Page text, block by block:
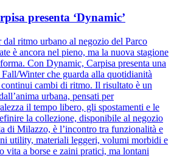
presenta ‘Dynamic’
ritmo urbano al negozio del Parco
è ancora nel pieno, ma la nuova stagione
Con Dynamic, Carpisa presenta una
Winter che guarda alla quotidianità
cambi di ritmo. Il risultato è un
urbana, pensati per
il tempo libero, gli spostamenti e le
la collezione, disponibile al negozio
di Milazzo, è l’incontro tra funzionalità e
utility, materiali leggeri, volumi morbidi e
vita a borse e zaini pratici, ma lontani